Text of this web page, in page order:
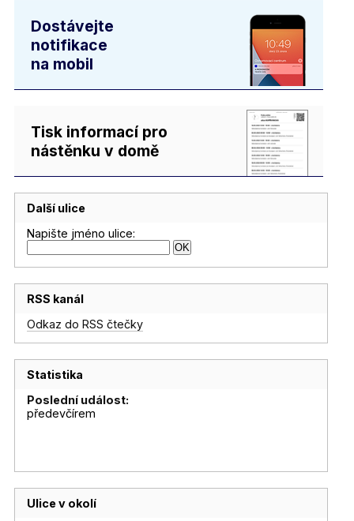
Dostávejte
notifikace
na mobil
Tisk informací pro
nástěnku v domě
Další ulice
Napište jméno ulice:
RSS kanál
Odkaz do RSS čtečky
Statistika
Poslední událost:
předevčírem
Ulice v okolí